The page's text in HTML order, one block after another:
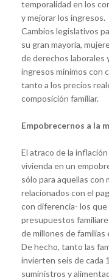
temporalidad en los
y mejorar los ingresos.
Cambios legislativos
su gran mayoría,
de derechos laborales
ingresos mínimos con
tanto a los precios
composición familiar.
Empobrecernos a la
El atraco de la
vivienda en un
sólo para aquellas con
relacionados con el
con diferencia- los
presupuestos
de millones de familias
De hecho, tanto las
invierten seis de cada
suministros y